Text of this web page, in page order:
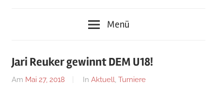
Menü
Jari Reuker gewinnt DEM U18!
Am Mai 27, 2018
Von
In Aktuell, Turniere